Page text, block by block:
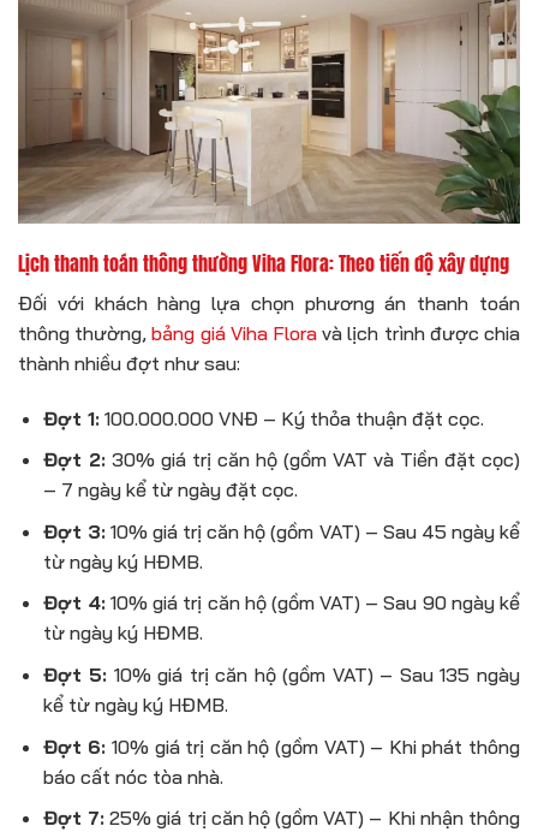
Lịch thanh toán thông thường Viha Flora: Theo tiến độ xây dựng
Đối với khách hàng lựa chọn phương án thanh toán
thông thường,bảng giá Viha Flora và lịch trình được chia
thành nhiều đợt như sau:
Đợt 1:100.000.000 VNĐ – Ký thỏa thuận đặt cọc.
Đợt 2:30% giá trị căn hộ (gồm VAT và Tiền đặt cọc)
– 7 ngày kể từ ngày đặt cọc.
Đợt 3:10% giá trị căn hộ (gồm VAT) – Sau 45 ngày kể
từ ngày ký HĐMB.
Đợt 4:10% giá trị căn hộ (gồm VAT) – Sau 90 ngày kể
từ ngày ký HĐMB.
Đợt 5: 10% giá trị căn hộ (gồm VAT) – Sau 135 ngày
kể từ ngày ký HĐMB.
Đợt 6: 10% giá trị căn hộ (gồm VAT) – Khi phát thông
báo cất nóc tòa nhà.
Đợt 7:25% giá trị căn hộ (gồm VAT) – Khi nhận thông